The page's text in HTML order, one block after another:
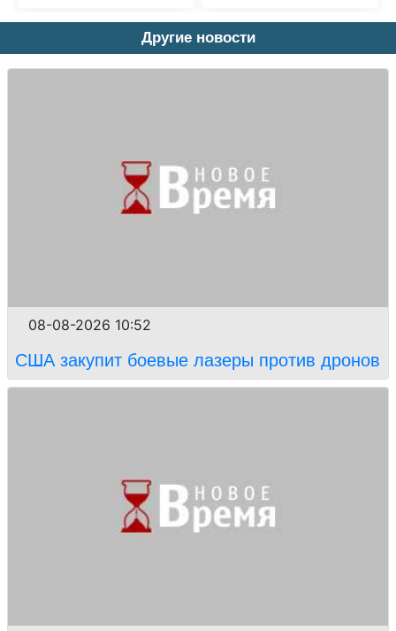
Другие новости
08-08-2026 10:52
США закупит боевые лазеры против дронов